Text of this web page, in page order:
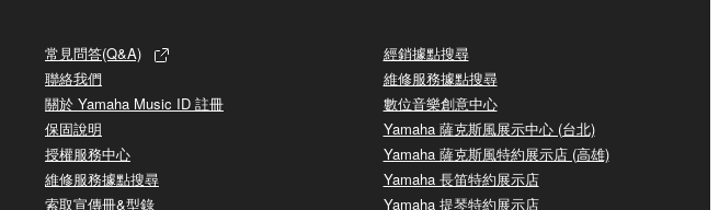
常見問答(Q&A)
聯絡我們
關於 Yamaha Music ID 註冊
保固說明
授權服務中心
維修服務據點搜尋
索取宣傳冊&型錄
經銷據點搜尋
維修服務據點搜尋
數位音樂創意中心
Yamaha 薩克斯風展示中心 (台北)
Yamaha 薩克斯風特約展示店 (高雄)
Yamaha 長笛特約展示店
Yamaha 提琴特約展示店